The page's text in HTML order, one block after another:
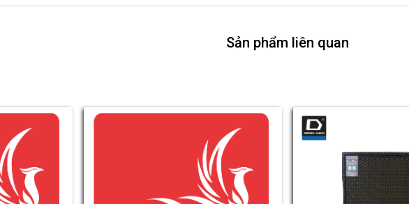
Sản phẩm liên quan